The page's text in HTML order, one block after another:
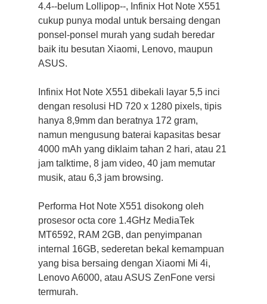
4.4--belum Lollipop--, Infinix Hot Note X551
cukup punya modal untuk bersaing dengan
ponsel-ponsel murah yang sudah beredar
baik itu besutan Xiaomi, Lenovo, maupun
ASUS.
Infinix Hot Note X551 dibekali layar 5,5 inci
dengan resolusi HD 720 x 1280 pixels, tipis
hanya 8,9mm dan beratnya 172 gram,
namun mengusung baterai kapasitas besar
4000 mAh yang diklaim tahan 2 hari, atau 21
jam talktime, 8 jam video, 40 jam memutar
musik, atau 6,3 jam browsing.
Performa Hot Note X551 disokong oleh
prosesor octa core 1.4GHz MediaTek
MT6592, RAM 2GB, dan penyimpanan
internal 16GB, sederetan bekal kemampuan
yang bisa bersaing dengan Xiaomi Mi 4i,
Lenovo A6000, atau ASUS ZenFone versi
termurah.